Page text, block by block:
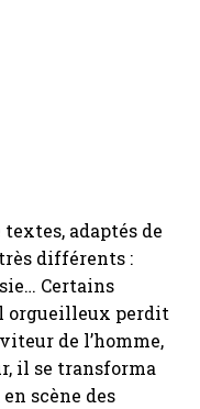
adaptés de
différents :
Certains
orgueilleux perdit
de l’homme,
il se transforma
scène des